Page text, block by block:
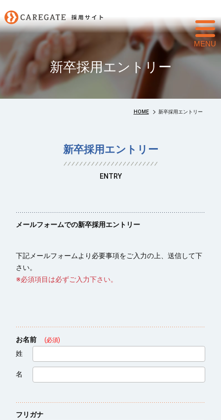
新卒採用エントリー
HOME 新卒採用エントリー
新卒採用エントリー
ENTRY
メールフォームでの新卒採用エントリー
下記メールフォームより必要事項をご入力の上、送信して下
さい。
※必須項目は必ずご入力下さい。
お名前 (必須)
姓
名
フリガナ